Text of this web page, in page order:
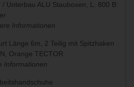
/ Unterbau ALU Stauboxen, L: 800 B:
Informationen
Länge 6m, 2 Teilig mit Spitzhaken
Orange TECTOR
Informationen